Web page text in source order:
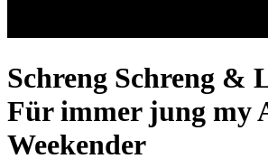
Schreng Schreng &
Für immer jung my
Weekender